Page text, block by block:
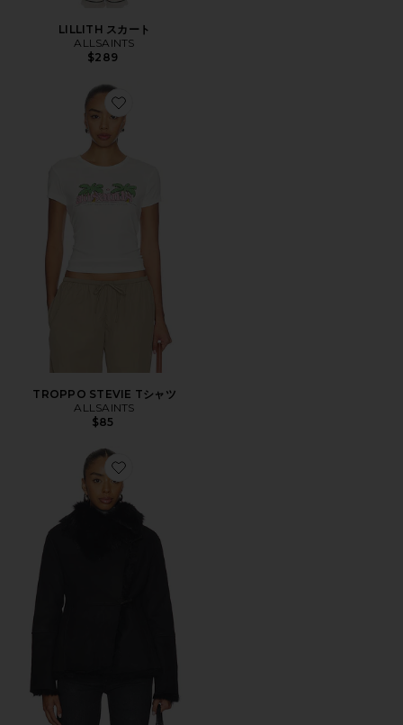
LILLITH スカート
ALLSAINTS
$289
Favorite TROPPO STEVIE Tシャツ
TROPPO STEVIE Tシャツ
ALLSAINTS
$85
Favorite WILTON ジャケット